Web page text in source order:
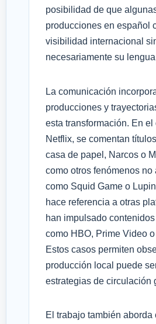
posibilidad de que
producciones en español
visibilidad internacional
necesariamente su
La comunicación
producciones y
esta transformación. En el
Netflix, se comentan
casa de papel, Narcos o
como otros fenómenos no
como Squid Game o
hace referencia a otras
han impulsado
como HBO, Prime Video
Estos casos permiten
producción local puede
estrategias de circulación
El trabajo también